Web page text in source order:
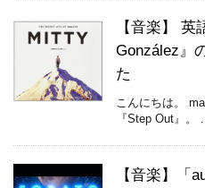
【音楽】
González』
た
こんにちは。
『Step Out』。 ...
【音楽】「